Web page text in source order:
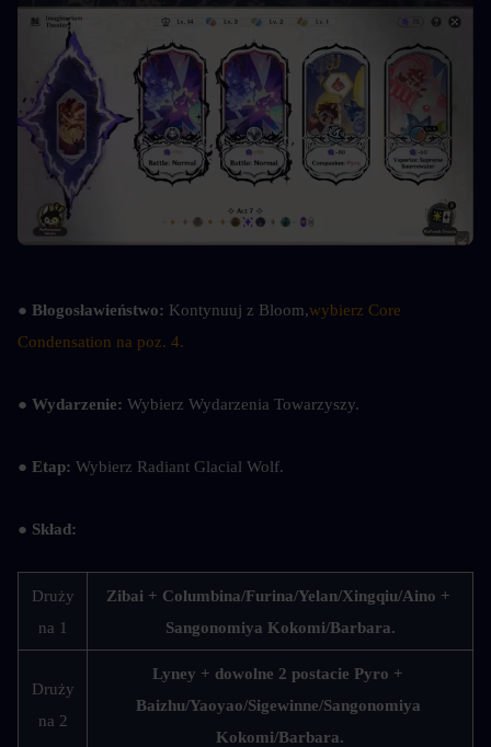
● Błogosławieństwo: Kontynuuj z Bloom,wybierz Core
Condensation na poz. 4.
● Wydarzenie: Wybierz Wydarzenia Towarzyszy.
● Etap: Wybierz Radiant Glacial Wolf.
● Skład:
Druży
na 1
Zibai + Columbina/Furina/Yelan/Xingqiu/Aino +
Sangonomiya Kokomi/Barbara.
Druży
na 2
Lyney + dowolne 2 postacie Pyro +
Baizhu/Yaoyao/Sigewinne/Sangonomiya
Kokomi/Barbara.